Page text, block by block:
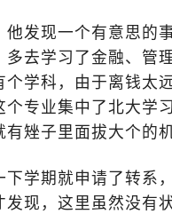
他发现一个有意思的
多去学习了金融、管
个学科，由于离钱太
个专业集中了北大学
有矬子里面拔大个的
下学期就申请了转系
发现，这里虽然没有